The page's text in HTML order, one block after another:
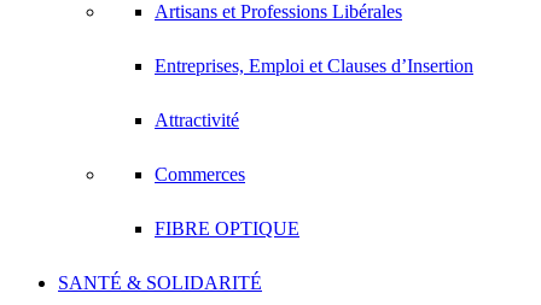
Artisans et Professions Libérales
Entreprises, Emploi et Clauses d’Insertion
Attractivité
Commerces
FIBRE OPTIQUE
SANTÉ & SOLIDARITÉ